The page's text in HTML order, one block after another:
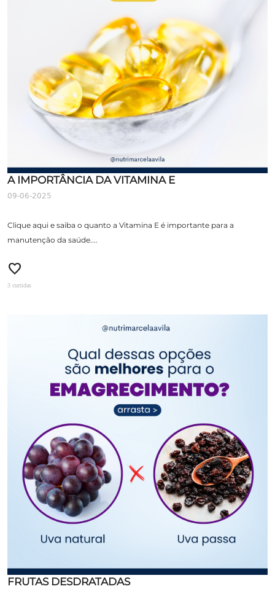
A IMPORTÂNCIA DA VITAMINA E
09-06-2025
Clique aqui e saiba o quanto a Vitamina E é importante para a
manutenção da saúde....
favorite
3 curtidas
FRUTAS DESDRATADAS